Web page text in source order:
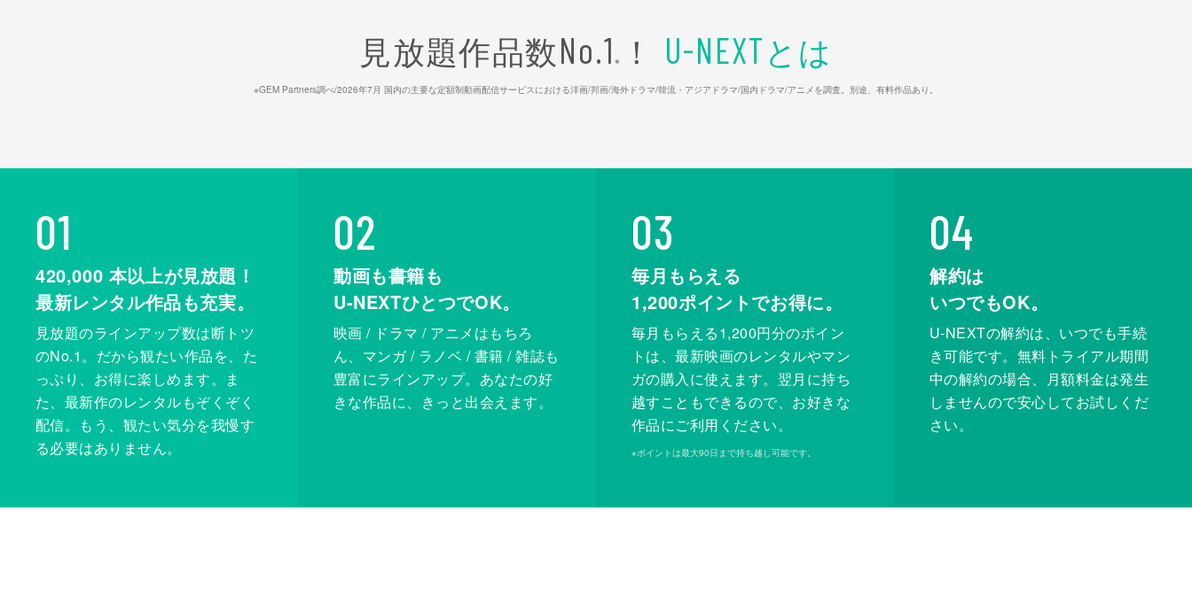
見放題作品数No.1 ※ ！ U-NEXTとは
※GEM Partners調べ/2026年7⽉ 国内の主要な定額制動画配信サービスにおける洋画/邦画/海外ドラマ/韓流・アジアドラマ/国内ドラマ/アニメを調査。別途、有料作品あり。
01
420,000 本以上が見放題！
最新レンタル作品も充実。
見放題のラインアップ数は断トツ
のNo.1。だから観たい作品を、た
っぷり、お得に楽しめます。ま
た、最新作のレンタルもぞくぞく
配信。もう、観たい気分を我慢す
る必要はありません。
02
動画も書籍も
U-NEXTひとつでOK。
映画 / ドラマ / アニメはもちろ
ん、マンガ / ラノベ / 書籍 / 雑誌も
豊富にラインアップ。あなたの好
きな作品に、きっと出会えます。
03
毎月もらえる
1,200ポイントでお得に。
毎月もらえる1,200円分のポイン
トは、最新映画のレンタルやマン
ガの購入に使えます。翌月に持ち
越すこともできるので、お好きな
作品にご利用ください。
※ポイントは最大90日まで持ち越し可能です。
04
解約は
いつでもOK。
U-NEXTの解約は、いつでも手続
き可能です。無料トライアル期間
中の解約の場合、月額料金は発生
しませんので安心してお試しくだ
さい。